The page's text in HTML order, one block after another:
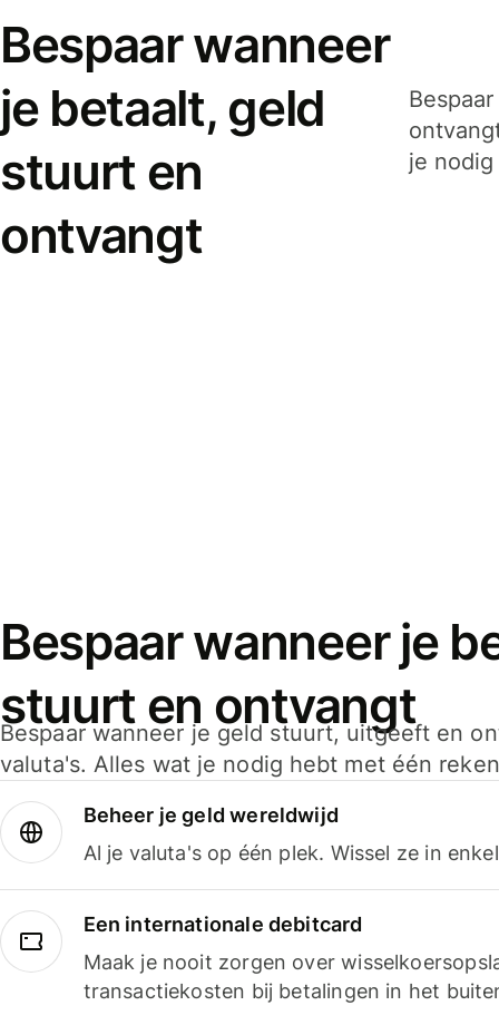
Bespaar wanneer
je betaalt, geld
stuurt en
ontvangt
je
Bespaar wanneer je
stuurt en ontvangt
Bespaar wanneer je geld stuurt, uitgeeft en
valuta's. Alles wat je nodig hebt met één
Beheer je geld wereldwijd
Al je valuta's op één plek. Wissel ze in
Een internationale debitcard
Maak je nooit zorgen over
transactiekosten bij betalingen in het